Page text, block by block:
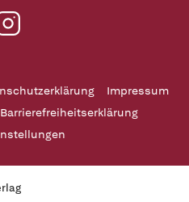
Impressum
Barrierefreiheitserklärung